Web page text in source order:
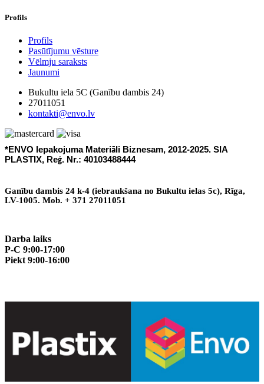
Profils
Profils
Pasūtījumu vēsture
Vēlmju saraksts
Jaunumi
Bukultu iela 5C (Ganību dambis 24)
27011051
kontakti@envo.lv
*ENVO Iepakojuma Materiā li Biznesam, 2012-2025. SIA
PLASTIX, Reģ. Nr.: 40103488444
Ganību dambis 24 k-4 (iebraukšana no Bukultu ielas 5c), Rīga,
LV-1005. Mob. + 371 27011051
Darba laiks
P-C 9:00-17:00
Piekt 9:00-16:00